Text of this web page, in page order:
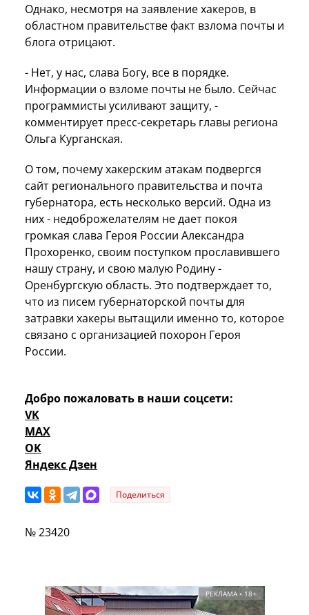
Однако, несмотря на заявление хакеров, в
областном правительстве факт взлома почты и
блога отрицают.
- Нет, у нас, слава Богу, все в порядке.
Информации о взломе почты не было. Сейчас
программисты усиливают защиту, -
комментирует пресс-секретарь главы региона
Ольга Курганская.
О том, почему хакерским атакам подвергся
сайт регионального правительства и почта
губернатора, есть несколько версий. Одна из
них - недоброжелателям не дает покоя
громкая слава Героя России Александра
Прохоренко, своим поступком прославившего
нашу страну, и свою малую Родину -
Оренбургскую область. Это подтверждает то,
что из писем губернаторской почты для
затравки хакеры вытащили именно то, которое
связано с организацией похорон Героя
России.
Добро пожаловать в наши соцсети:
VK
MAX
OK
Яндекс Дзен
Поделиться
№ 23420
РЕКЛАМА • 18+